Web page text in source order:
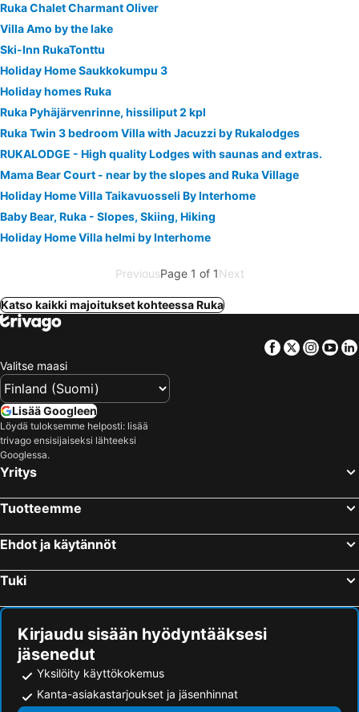
Ruka Chalet Charmant Oliver
Villa Amo by the lake
Ski-Inn RukaTonttu
Holiday Home Saukkokumpu 3
Holiday homes Ruka
Ruka Pyhäjärvenrinne, hissiliput 2 kpl
Ruka Twin 3 bedroom Villa with Jacuzzi by Rukalodges
RUKALODGE - High quality Lodges with saunas and extras.
Mama Bear Court - near by the slopes and Ruka Village
Holiday Home Villa Taikavuosseli By Interhome
Baby Bear, Ruka - Slopes, Skiing, Hiking
Holiday Home Villa helmi by Interhome
PreviousPage 1 of 1Next
Katso kaikki majoitukset kohteessa Ruka
Facebook
Twitter
Valitse maasi
Lisää Googleen
Löydä tuloksemme helposti: lisää
trivago ensisijaiseksi lähteeksi
Googlessa.
Yritys
Tuotteemme
Ehdot ja käytännöt
Tuki
Kirjaudu sisään hyödyntääksesi
jäsenedut
Yksilöity käyttökokemus
Kanta-asiakastarjoukset ja jäsenhinnat